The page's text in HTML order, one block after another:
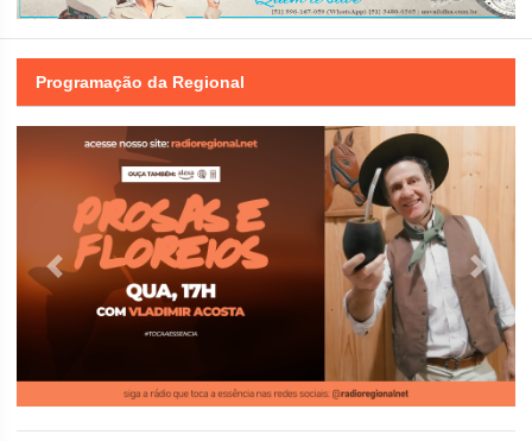
Programação da Regional
Previous Next